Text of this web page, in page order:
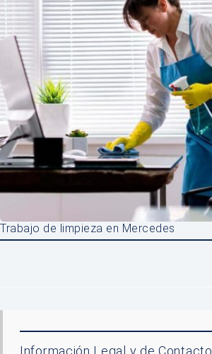
Trabajo de limpieza en Mercedes
Información Legal y de Contacto